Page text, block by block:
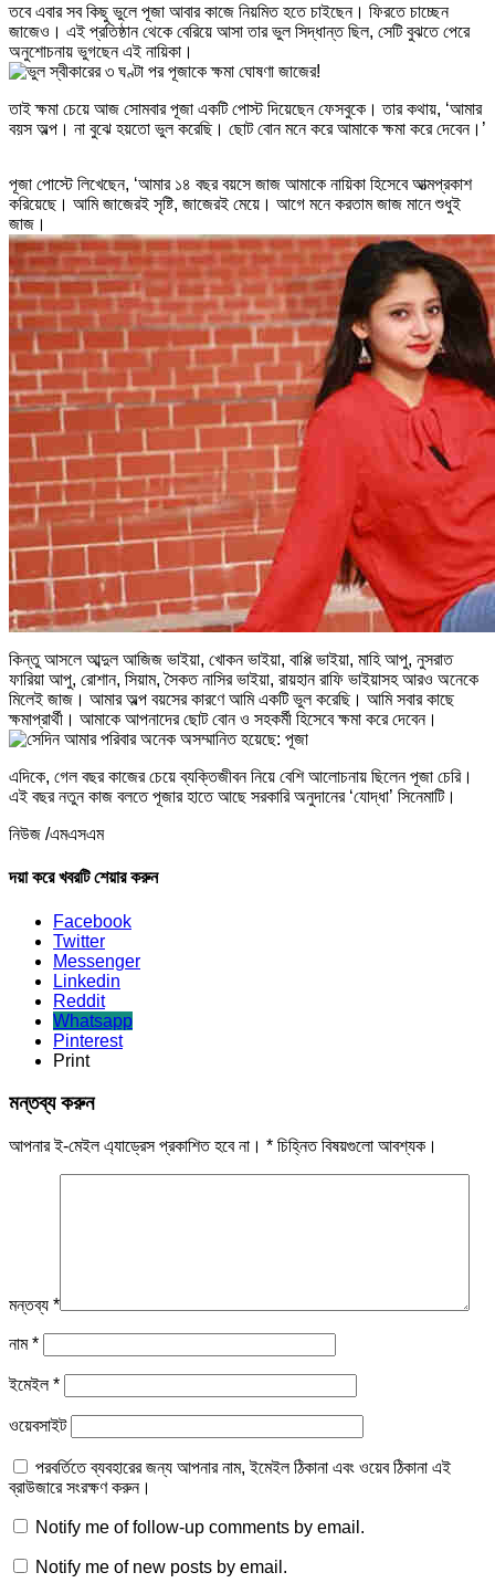
তবে এবার সব কিছু ভুলে পূজা আবার কাজে নিয়মিত হতে চাইছেন। ফিরতে চাচ্ছেন
জাজেও। এই প্রতিষ্ঠান থেকে বেরিয়ে আসা তার ভুল সিদ্ধান্ত ছিল, সেটি বুঝতে পেরে
অনুশোচনায় ভুগছেন এই নায়িকা।
তাই ক্ষমা চেয়ে আজ সোমবার পূজা একটি পোস্ট দিয়েছেন ফেসবুকে। তার কথায়, ‘আমার
বয়স অল্প। না বুঝে হয়তো ভুল করেছি। ছোট বোন মনে করে আমাকে ক্ষমা করে দেবেন।’
পূজা পোস্টে লিখেছেন, ‘আমার ১৪ বছর বয়সে জাজ আমাকে নায়িকা হিসেবে আত্মপ্রকাশ
করিয়েছে। আমি জাজেরই সৃষ্টি, জাজেরই মেয়ে। আগে মনে করতাম জাজ মানে শুধুই
জাজ।
কিন্তু আসলে আব্দুল আজিজ ভাইয়া, খোকন ভাইয়া, বাপ্পি ভাইয়া, মাহি আপু, নুসরাত
ফারিয়া আপু, রোশান, সিয়াম, সৈকত নাসির ভাইয়া, রায়হান রাফি ভাইয়াসহ আরও অনেকে
মিলেই জাজ। আমার অল্প বয়সের কারণে আমি একটি ভুল করেছি। আমি সবার কাছে
ক্ষমাপ্রার্থী। আমাকে আপনাদের ছোট বোন ও সহকর্মী হিসেবে ক্ষমা করে দেবেন।
এদিকে, গেল বছর কাজের চেয়ে ব্যক্তিজীবন নিয়ে বেশি আলোচনায় ছিলেন পূজা চেরি।
এই বছর নতুন কাজ বলতে পূজার হাতে আছে সরকারি অনুদানের ‘যোদ্ধা’ সিনেমাটি।
নিউজ /এমএসএম
দয়া করে খবরটি শেয়ার করুন
Facebook
Twitter
Messenger
Linkedin
Reddit
Whatsapp
Pinterest
Print
মন্তব্য করুন
আপনার ই-মেইল এ্যাড্রেস প্রকাশিত হবে না। * চিহ্নিত বিষয়গুলো আবশ্যক।
মন্তব্য *
নাম*
ইমেইল*
ওয়েবসাইট
পরবর্তিতে ব্যবহারের জন্য আপনার নাম, ইমেইল ঠিকানা এবং ওয়েব ঠিকানা এই
ব্রাউজারে সংরক্ষণ করুন।
Notify me of follow-up comments by email.
Notify me of new posts by email.